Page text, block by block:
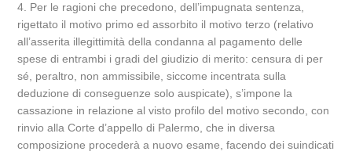
4. Per le ragioni che precedono, dell’impugnata sentenza,
rigettato il motivo primo ed assorbito il motivo terzo (relativo
all’asserita illegittimità della condanna al pagamento delle
spese di entrambi i gradi del giudizio di merito: censura di per
sé, peraltro, non ammissibile, siccome incentrata sulla
deduzione di conseguenze solo auspicate), s’impone la
cassazione in relazione al visto profilo del motivo secondo, con
rinvio alla Corte d’appello di Palermo, che in diversa
composizione procederà a nuovo esame, facendo dei suindicati